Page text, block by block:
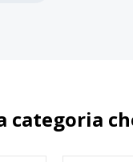
categoria